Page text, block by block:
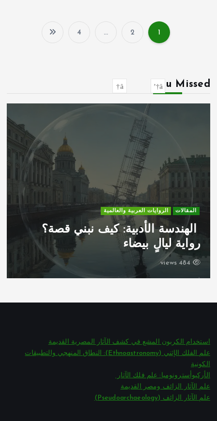
t
i
n
a
i
1
2
…
4
You Missed
الروايات العربية والعالمية المقالات
أركان المذهب الوجودي
لدوستويفسكي ومنظومته الفلسفية
استخدام الكربون المشع في كشف الآثار المصرية القديمة
علم الفلك الإثني (Ethnoastronomy): النطاق المنهجي والتطبيقات
الكونية
الأركيوأسترونوميا: علم فلك الآثار
علم الآثار الزائف ومصر القديمة
علم الآثار الزائف (Pseudoarchaeology)